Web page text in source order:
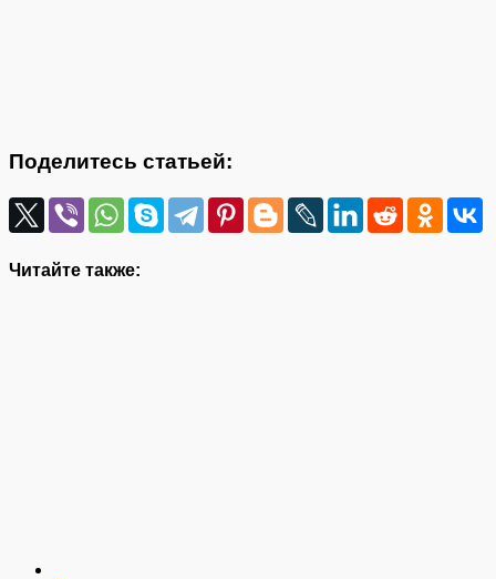
Поделитесь статьей:
Читайте также: